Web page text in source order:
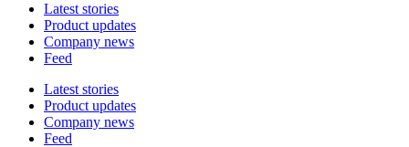
Latest stories
Product updates
Company news
Feed
Latest stories
Product updates
Company news
Feed